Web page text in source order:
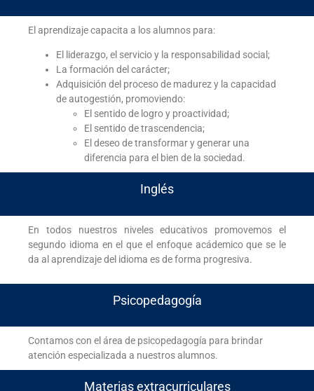
El aprendizaje capacita a los alumnos para:
El liderazgo, el servicio y la responsabilidad social;
La formación del carácter;
Adquisición del proceso de madurez y la capacidad
de autogestión, promoviendo:
El sentido de logro y proactividad;
El sentido de trascendencia;
El deseo de transformar y generar una
diferencia para el bien de la sociedad.
Inglés
En todos nuestros niveles educativos promovemos el
segundo idioma en el que el enfoque acádemico que se le
da al aprendizaje del idioma es de forma progresiva.
Psicopedagogía
Contamos con el área de psicopedagogía para brindar
atención especializada a nuestros alumnos.
Materias extracurriculares